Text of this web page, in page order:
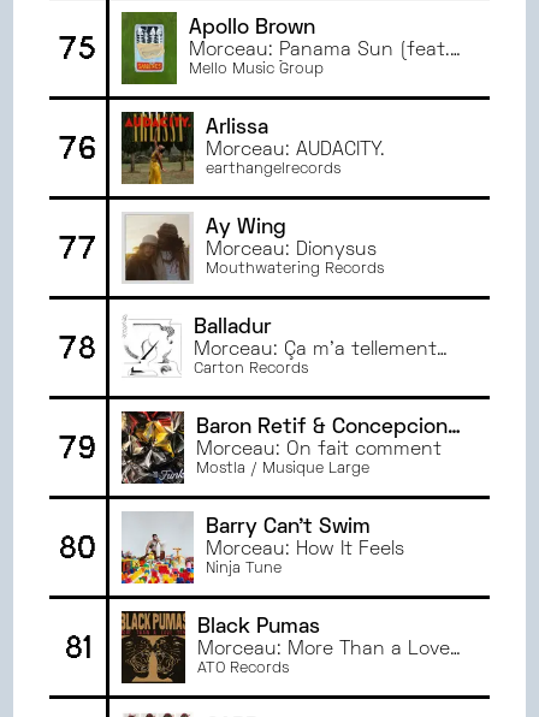
75
Apollo Brown
Morceau: Panama Sun (feat.
Marv Won)
Mello Music Group
76
Arlissa
Morceau: AUDACITY.
earthangelrecords
77
Ay Wing
Morceau: Dionysus
Mouthwatering Records
78
Balladur
Morceau: Ça m'a tellement
manqué
Carton Records
79
Baron Retif & Concepcion
Perez
Morceau: On fait comment
Mostla / Musique Large
80
Barry Can't Swim
Morceau: How It Feels
Ninja Tune
81
Black Pumas
Morceau: More Than a Love
Song
ATO Records